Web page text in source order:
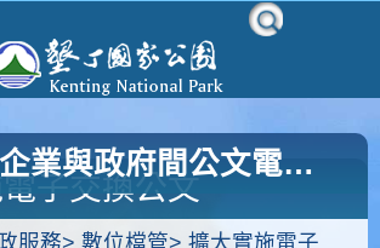
服務 數位檔管
擴大實施電子
子交換公文
擴大民間企業與政府間公文電子交換